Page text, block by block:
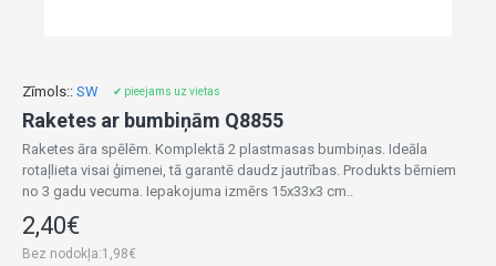
Zīmols:: SW ✔ pieejams uz vietas
Raketes ar bumbiņām Q8855
Raketes āra spēlēm. Komplektā 2 plastmasas bumbiņas. Ideāla
rotaļlieta visai ģimenei, tā garantē daudz jautrības. Produkts bērniem
no 3 gadu vecuma. Iepakojuma izmērs 15x33x3 cm..
2,40€
Bez nodokļa:1,98€